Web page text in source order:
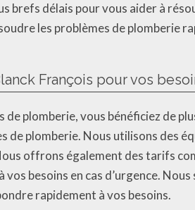
brefs délais pour vous aider à
les problèmes de plomberie
François pour vos
de plomberie, vous bénéficiez de
de plomberie. Nous utilisons des
offrons également des tarifs
besoins en cas d’urgence.
rapidement à vos besoins.